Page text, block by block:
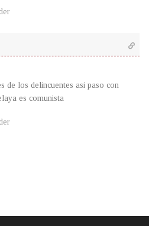
de los delincuentes asi paso con
es comunista